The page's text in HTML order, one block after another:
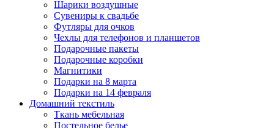
Шарики воздушные
Сувениры к свадьбе
Футляры для очков
Чехлы для телефонов и планшетов
Подарочные пакеты
Подарочные коробки
Магнитики
Подарки на 8 марта
Подарки на 14 февраля
Домашний текстиль
Ткань мебельная
Постельное белье